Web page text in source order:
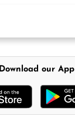
Download our App